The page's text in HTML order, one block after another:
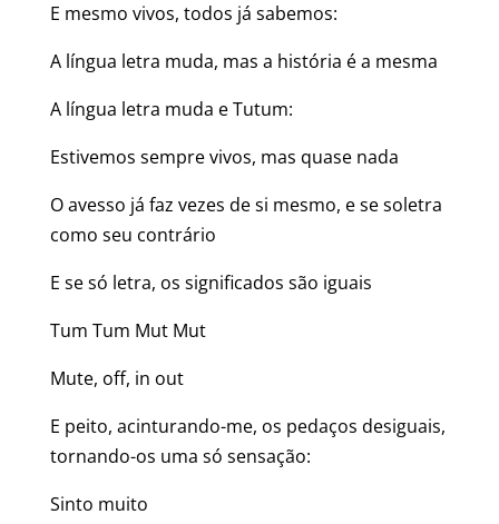
E mesmo vivos, todos já sabemos:
A língua letra muda, mas a história é a mesma
A língua letra muda e Tutum:
Estivemos sempre vivos, mas quase nada
O avesso já faz vezes de si mesmo, e se soletra
como seu contrário
E se só letra, os significados são iguais
Tum Tum Mut Mut
Mute, off, in out
E peito, acinturando-me, os pedaços desiguais,
tornando-os uma só sensação:
Sinto muito